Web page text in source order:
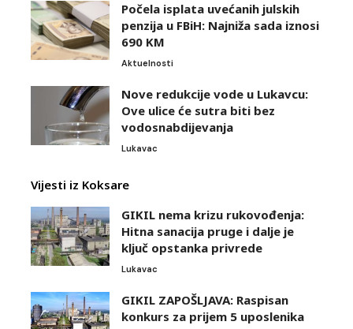
Počela isplata uvećanih julskih
penzija u FBiH: Najniža sada iznosi
690 KM
Aktuelnosti
Nove redukcije vode u Lukavcu:
Ove ulice će sutra biti bez
vodosnabdijevanja
Lukavac
Vijesti iz Koksare
GIKIL nema krizu rukovođenja:
Hitna sanacija pruge i dalje je
ključ opstanka privrede
Lukavac
GIKIL ZAPOŠLJAVA: Raspisan
konkurs za prijem 5 uposlenika